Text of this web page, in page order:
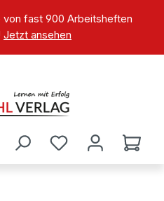
fast 900 Arbeitsheften
Jetzt ansehen